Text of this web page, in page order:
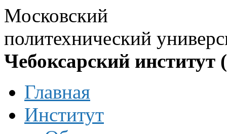
Московский
политехнический
Чебоксарский институт
Главная
Институт